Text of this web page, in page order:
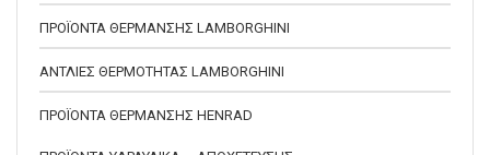
ΠΡΟΪΟΝΤΑ ΘΕΡΜΑΝΣΗΣ LAMBORGHINI
ΑΝΤΛΙΕΣ ΘΕΡΜΟΤΗΤΑΣ LAMBORGHINI
ΠΡΟΪΟΝΤΑ ΘΕΡΜΑΝΣΗΣ HENRAD